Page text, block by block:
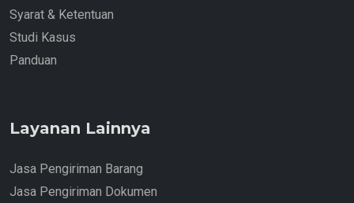
Syarat & Ketentuan
Studi Kasus
Panduan
Layanan Lainnya
Jasa Pengiriman Barang
Jasa Pengiriman Dokumen